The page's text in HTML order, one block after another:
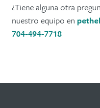
¿Tiene alguna otra
nuestro equipo en
704-494-7718